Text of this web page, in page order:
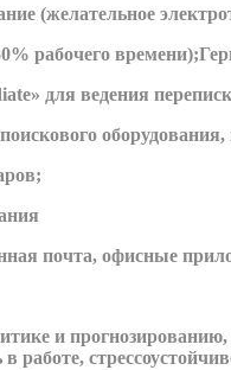
(желательное
рабочего
для ведения
почта, офисные
и
работе,